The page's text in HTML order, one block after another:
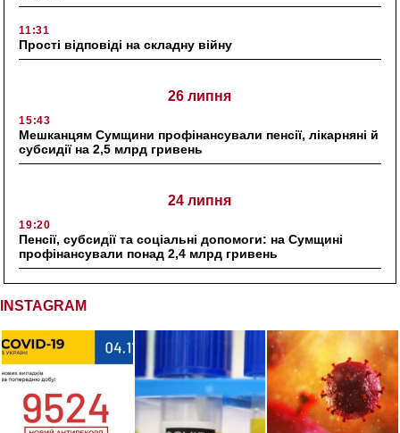
11:31
Прості відповіді на складну війну
26 липня
15:43
Мешканцям Сумщини профінансували пенсії, лікарняні й
субсидії на 2,5 млрд гривень
24 липня
19:20
Пенсії, субсидії та соціальні допомоги: на Сумщині
профінансували понад 2,4 млрд гривень
INSTAGRAM